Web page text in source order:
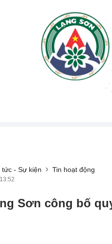
tức - Sự kiện Tin hoạt động
13:52
Sơn công bố